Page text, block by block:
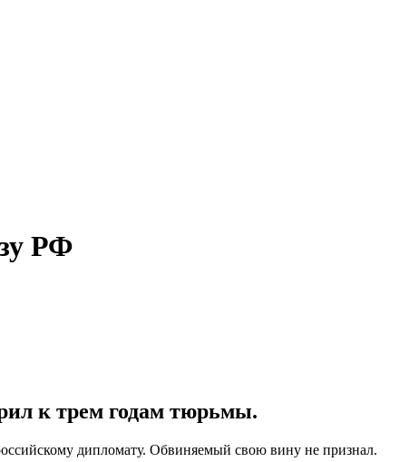
РФ
к трем годам тюрьмы.
дипломату. Обвиняемый свою вину не признал.